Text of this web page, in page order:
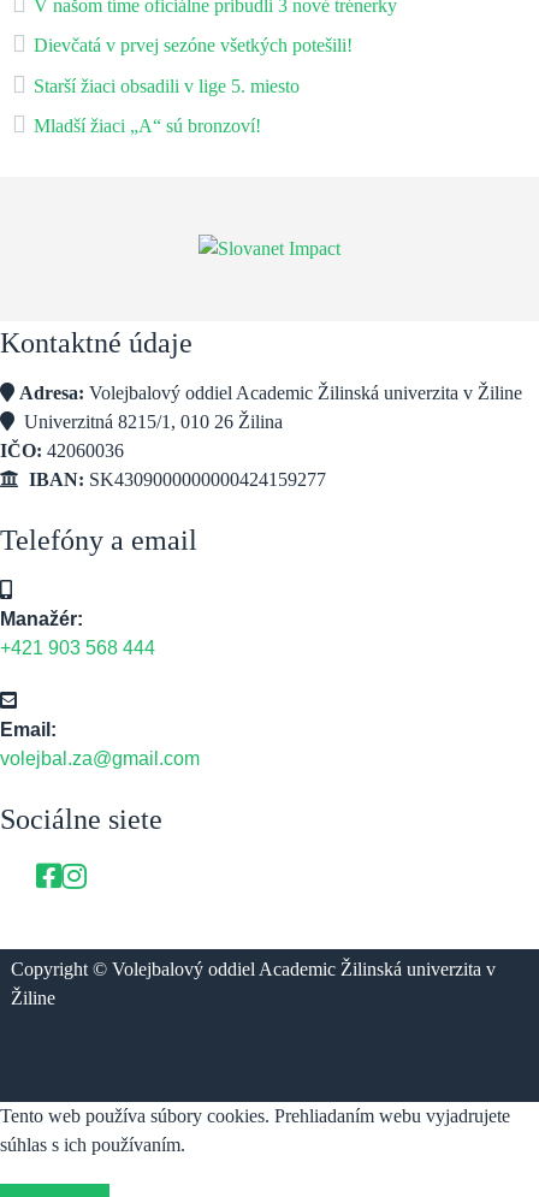
V našom tíme oficiálne pribudli 3 nové trénerky
Dievčatá v prvej sezóne všetkých potešili!
Starší žiaci obsadili v lige 5. miesto
Mladší žiaci „A“ sú bronzoví!
Kontaktné údaje
Adresa: Volejbalový oddiel Academic Žilinská univerzita v Žiline
Univerzitná 8215/1, 010 26 Žilina
IČO: 42060036
IBAN: SK4309000000000424159277
Telefóny a email
Manažér:
+421 903 568 444
Email:
volejbal.za@gmail.com
Sociálne siete
Copyright © Volejbalový oddiel Academic Žilinská univerzita v
Žiline
Tento web používa súbory cookies. Prehliadaním webu vyjadrujete
súhlas s ich používaním.